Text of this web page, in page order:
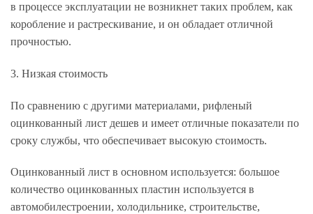
в процессе эксплуатации не возникнет таких проблем, как
коробление и растрескивание, и он обладает отличной
прочностью.
3. Низкая стоимость
По сравнению с другими материалами, рифленый
оцинкованный лист дешев и имеет отличные показатели по
сроку службы, что обеспечивает высокую стоимость.
Оцинкованный лист в основном используется: большое
количество оцинкованных пластин используется в
автомобилестроении, холодильнике, строительстве,